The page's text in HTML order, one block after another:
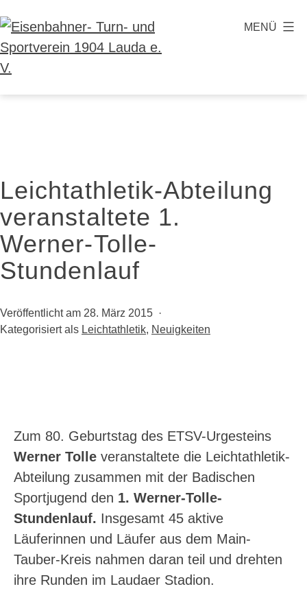
Inhalt
springen
Lauda
e.
V.
MENÜ
Leichtathletik-Abteilung
veranstaltete 1.
Werner-Tolle-
Stundenlauf
Veröffentlicht am 28. März 2015
Kategorisiert als Leichtathletik, Neuigkeiten
Zum 80. Geburtstag des ETSV-Urgesteins
Werner Tolle veranstaltete die Leichtathletik-
Abteilung zusammen mit der Badischen
Sportjugend den 1. Werner-Tolle-
Stundenlauf. Insgesamt 45 aktive
Läuferinnen und Läufer aus dem Main-
Tauber-Kreis nahmen daran teil und drehten
ihre Runden im Laudaer Stadion.